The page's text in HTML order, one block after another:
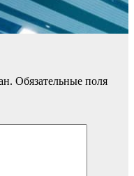
Обязательные поля